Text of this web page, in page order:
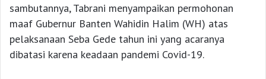
sambutannya, Tabrani menyampaikan permohonan
maaf Gubernur Banten Wahidin Halim (WH) atas
pelaksanaan Seba Gede tahun ini yang acaranya
dibatasi karena keadaan pandemi Covid-19.